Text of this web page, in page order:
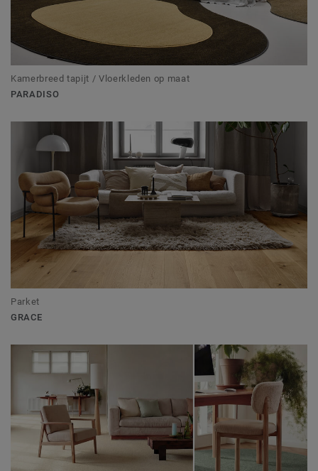
Kamerbreed tapijt / Vloerkleden op maat
PARADISO
Parket
GRACE